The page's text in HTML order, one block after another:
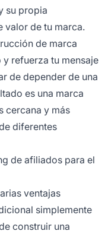
su propia
valor de tu marca.
de marca
refuerza tu mensaje
de depender de una
es una marca
cercana y más
diferentes
de afiliados para el
ventajas
simplemente
construir una